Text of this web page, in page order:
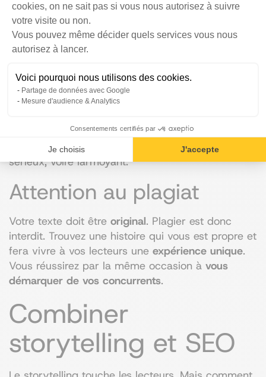
cookies, on ne sait pas si vous nous autorisez à suivre
votre visite ou non.
Vous pouvez même décider quels services vous nous
autorisez à lancer.
Voici pourquoi nous utilisons des cookies.
Partage de données avec Google
Mesure d'audience & Analytics
Consentements certifiés par
Je choisis J'accepte
émotion en accord avec vos valeurs et le message
à transmettre.
de transmettre la bonne émotion au bon moment.
Si vous voulez faire ressentir de la confiance ou
de la joie, prenez un ton chaleureux. Vous voulez
humoristique. Vous souhaitez faire ressentir de la
compassion, de la tristesse ? Utilisez un ton plus
sérieux, voire larmoyant.
Attention au plagiat
Votre texte doit être original. Plagier est donc
interdit. Trouvez une histoire qui vous est propre et
fera vivre à vos lecteurs une expérience unique.
Vous réussirez par la même occasion à vous
démarquer de vos concurrents.
Combiner
storytelling et SEO